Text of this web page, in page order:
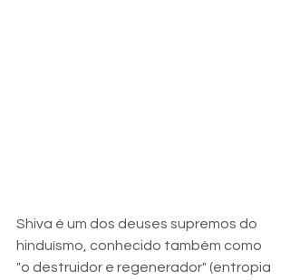
Shiva é um dos deuses supremos do
hinduísmo, conhecido também como
"o destruidor e regenerador" (entropia